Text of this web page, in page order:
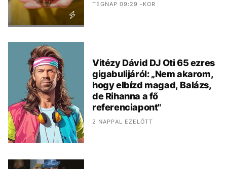
TEGNAP 09:29 -KOR
Vitézy Dávid DJ Oti 65 ezres
gigabulijáról: „Nem akarom,
hogy elbízd magad, Balázs,
de Rihanna a fő
referenciapont"
2 NAPPAL EZELŐTT